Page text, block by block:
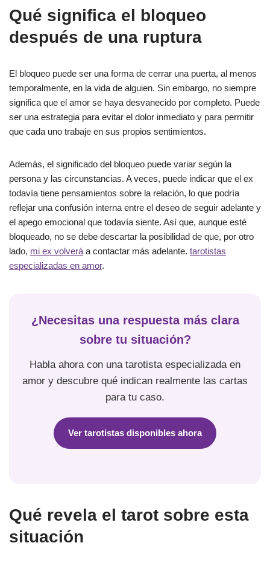
Qué significa el bloqueo
después de una ruptura
El bloqueo puede ser una forma de cerrar una puerta, al menos
temporalmente, en la vida de alguien. Sin embargo, no siempre
significa que el amor se haya desvanecido por completo. Puede
ser una estrategia para evitar el dolor inmediato y para permitir
que cada uno trabaje en sus propios sentimientos.
Además, el significado del bloqueo puede variar según la
persona y las circunstancias. A veces, puede indicar que el ex
todavía tiene pensamientos sobre la relación, lo que podría
reflejar una confusión interna entre el deseo de seguir adelante y
el apego emocional que todavía siente. Así que, aunque esté
bloqueado, no se debe descartar la posibilidad de que, por otro
lado, mi ex volverá a contactar más adelante. tarotistas
especializadas en amor.
¿Necesitas una respuesta más clara
sobre tu situación?
Habla ahora con una tarotista especializada en
amor y descubre qué indican realmente las cartas
para tu caso.
Ver tarotistas disponibles ahora
Qué revela el tarot sobre esta
situación